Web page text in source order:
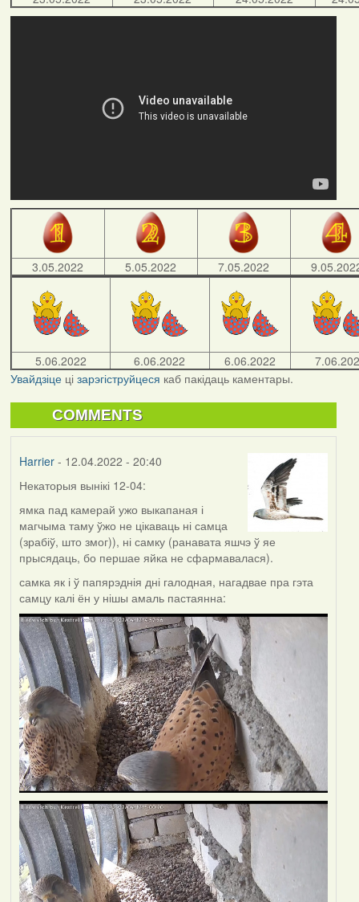
3.05.2022 5.05.2022 7.05.2022
5.06.2022 6.06.2022 6.06.2022
Увайдзіцеці зарэгіструйцеся каб пакідаць каментары.
COMMENTS
Harrier- 12.04.2022 - 20:40
Некаторыя вынікі 12-04:
ямка пад камерай ужо выкапаная і
магчыма таму ўжо не цікаваць ні самца
(зрабіў, што змог)), ні самку (ранавата яшчэ ў яе
прысядаць, бо першае яйка не сфармавалася).
самка як і ў папярэднія дні галодная, нагадвае пра гэта
самцу калі ён у нішы амаль пастаянна: